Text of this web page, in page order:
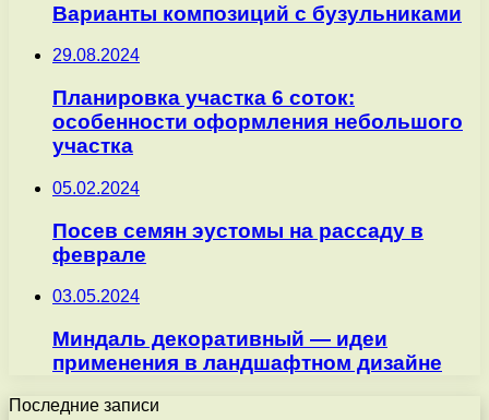
Варианты композиций с бузульниками
29.08.2024
Планировка участка 6 соток:
особенности оформления небольшого
участка
05.02.2024
Посев семян эустомы на рассаду в
феврале
03.05.2024
Миндаль декоративный — идеи
применения в ландшафтном дизайне
Последние записи